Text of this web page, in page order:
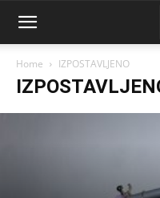
Home IZPOSTAVLJENO
Varčevanje v
pot do fizičnega
Tia B - 7 avgusta, 2026